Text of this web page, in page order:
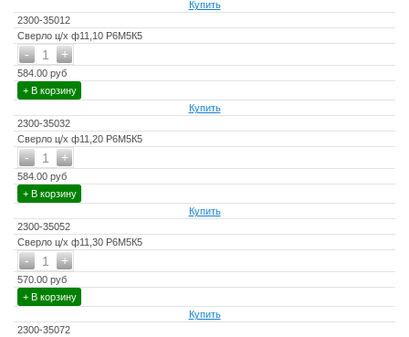
Купить
2300-35012
Сверло ц/х ф11,10 Р6М5К5
+
- 1
584.00 руб
+ В корзину
Купить
2300-35032
Сверло ц/х ф11,20 Р6М5К5
+
- 1
584.00 руб
+ В корзину
Купить
2300-35052
Сверло ц/х ф11,30 Р6М5К5
+
- 1
570.00 руб
+ В корзину
Купить
2300-35072